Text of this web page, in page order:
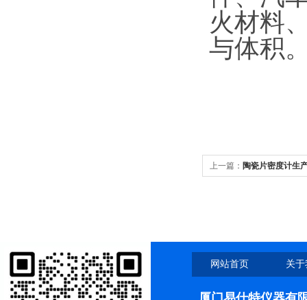
火材料
与体积
上一篇： 陶瓷片密度计生
网站首页 关